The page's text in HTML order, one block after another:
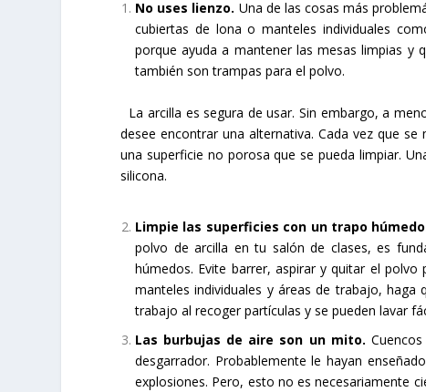
No uses lienzo. Una de las cosas más
cubiertas de lona o manteles individuales
porque ayuda a mantener las mesas limpias y
también son trampas para el polvo.
La arcilla es segura de usar. Sin embargo, a
desee encontrar una alternativa. Cada vez que
una superficie no porosa que se pueda limpiar.
silicona.
Limpie las superficies con un trapo
polvo de arcilla en tu salón de clases, es
húmedos. Evite barrer, aspirar y quitar el
manteles individuales y áreas de trabajo, haga
trabajo al recoger partículas y se pueden lavar
Las burbujas de aire son un mito.
desgarrador. Probablemente le hayan
explosiones. Pero, esto no es necesariamente